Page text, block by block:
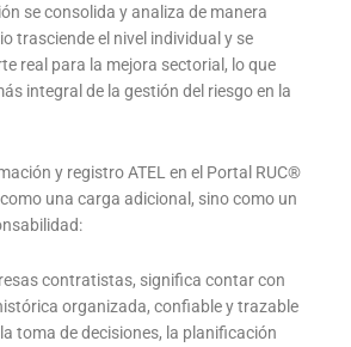
se consolida y analiza de manera
trasciende el nivel individual y se
real para la mejora sectorial, lo que
integral de la gestión del riesgo en la
y registro ATEL en el Portal RUC®
una carga adicional, sino como un
contratistas, significa contar con
organizada, confiable y trazable
toma de decisiones, la planificación